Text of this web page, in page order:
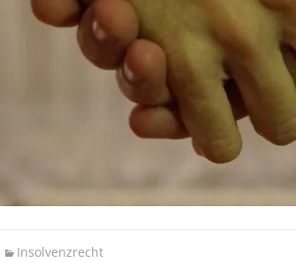
Insolvenzrecht